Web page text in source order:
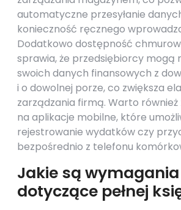
automatyczne przesyłanie
konieczność ręcznego
Dodatkowo dostępność
sprawia, że przedsiębiorcy mogą
swoich danych finansowych z
i o dowolnej porze, co zwiększa
zarządzania firmą. Warto
na aplikacje mobilne, które
rejestrowanie wydatków czy
bezpośrednio z telefonu
Jakie są
dotyczące pełnej